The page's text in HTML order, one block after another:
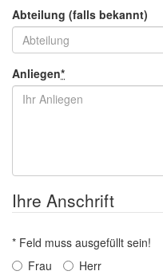
Abteilung (falls bekannt)
Anliegen*
Ihre Anschrift
* Feld muss ausgefüllt sein!
Frau
Herr